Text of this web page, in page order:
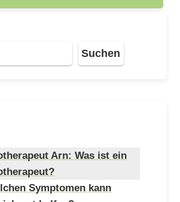
Suchen
Arn: Was ist ein
Symptomen kann